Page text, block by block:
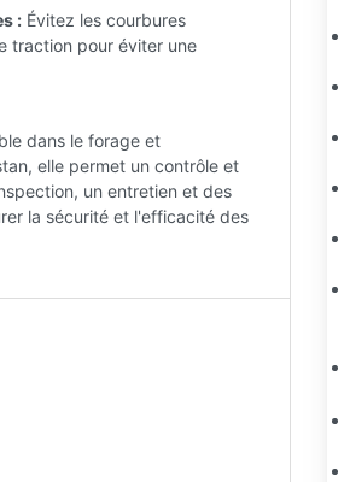
: Évitez les courbures
traction pour éviter une
dans le forage et
elle permet un contrôle et
un entretien et des
la sécurité et l'efficacité des